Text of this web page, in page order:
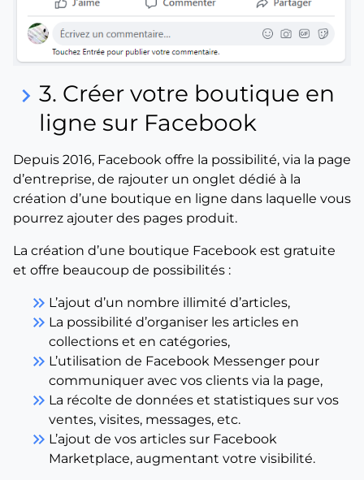
keyboard_arrow_right 3. Créer votre boutique en
ligne sur Facebook
Depuis 2016, Facebook offre la possibilité, via la page
d’entreprise, de rajouter un onglet dédié à la
création d’une boutique en ligne dans laquelle vous
pourrez ajouter des pages produit.
La création d’une boutique Facebook est gratuite
et offre beaucoup de possibilités :
keyboard_double_arrow_right L’ajout d’un nombre illimité d’articles,
keyboard_double_arrow_right La possibilité d’organiser les articles en
collections et en catégories,
keyboard_double_arrow_right L’utilisation de Facebook Messenger pour
communiquer avec vos clients via la page,
keyboard_double_arrow_right La récolte de données et statistiques sur vos
ventes, visites, messages, etc.
keyboard_double_arrow_right L’ajout de vos articles sur Facebook
Marketplace, augmentant votre visibilité.